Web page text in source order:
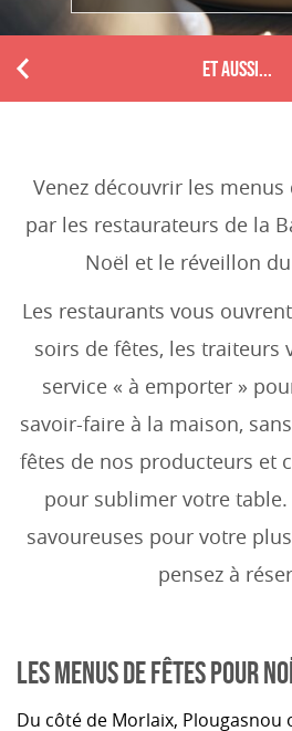
P
u
ET AUSSI...
Venez découvrir les
par les restaurateurs de la
Noël et le réveillon du
Les restaurants vous
soirs de fêtes, les traiteurs
service « à emporter »
savoir-faire à la maison,
fêtes de nos producteurs et
pour sublimer votre
savoureuses pour votre
pensez à
LES MENUS DE FÊTES POUR
Du côté de Morlaix, Plougasnou